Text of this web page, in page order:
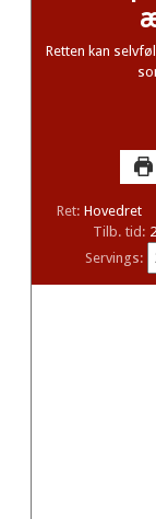
Retten kan
Ret:Hovedret
Tilb. tid:
Servings: